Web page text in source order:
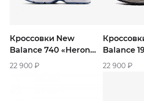
Кроссовки New
Balance 740 «Heron
Blue Vintage Indigo»
22 900 ₽
Balance
Brown»
22 900 ₽